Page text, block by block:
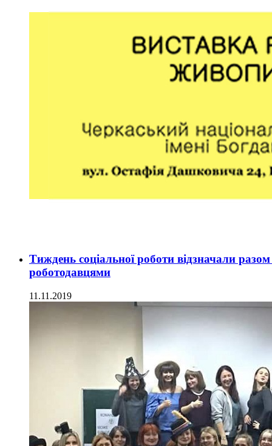
Тиждень соціальної роботи відзначали
роботодавцями
11.11.2019